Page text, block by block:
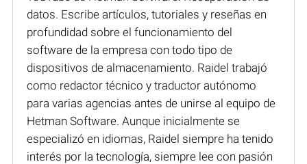
datos. Escribe artículos, tutoriales y reseñas en
profundidad sobre el funcionamiento del
software de la empresa con todo tipo de
dispositivos de almacenamiento. Raidel trabajó
como redactor técnico y traductor autónomo
para varias agencias antes de unirse al equipo de
Hetman Software. Aunque inicialmente se
especializó en idiomas, Raidel siempre ha tenido
interés por la tecnología, siempre lee con pasión